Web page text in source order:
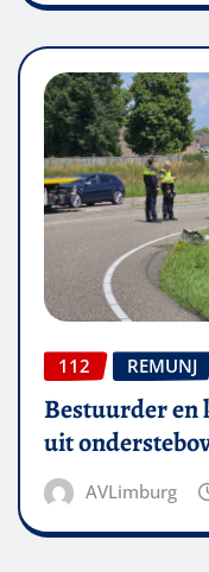
112 REMUNJ
Bestuurder
uit
AVLimburg